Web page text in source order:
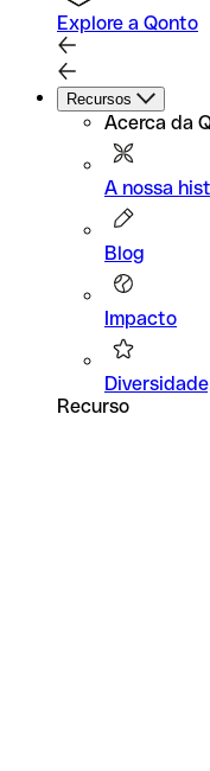
Explore a Qonto
Recursos
Acerca da
A nossa
Blog
Impacto
Recurso